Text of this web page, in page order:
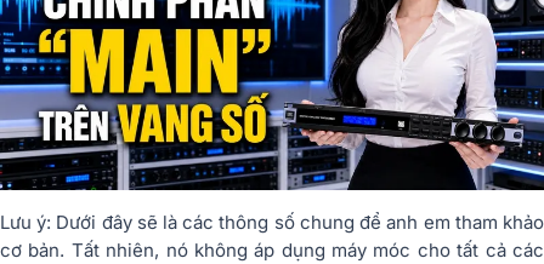
Lưu ý: Dưới đây sẽ là các thông số chung để anh em tham khảo
cơ bản. Tất nhiên, nó không áp dụng máy móc cho tất cả các